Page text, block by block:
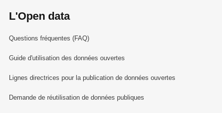
L'Open data
Questions fréquentes (FAQ)
Guide d'utilisation des données ouvertes
Lignes directrices pour la publication de données ouvertes
Demande de réutilisation de données publiques